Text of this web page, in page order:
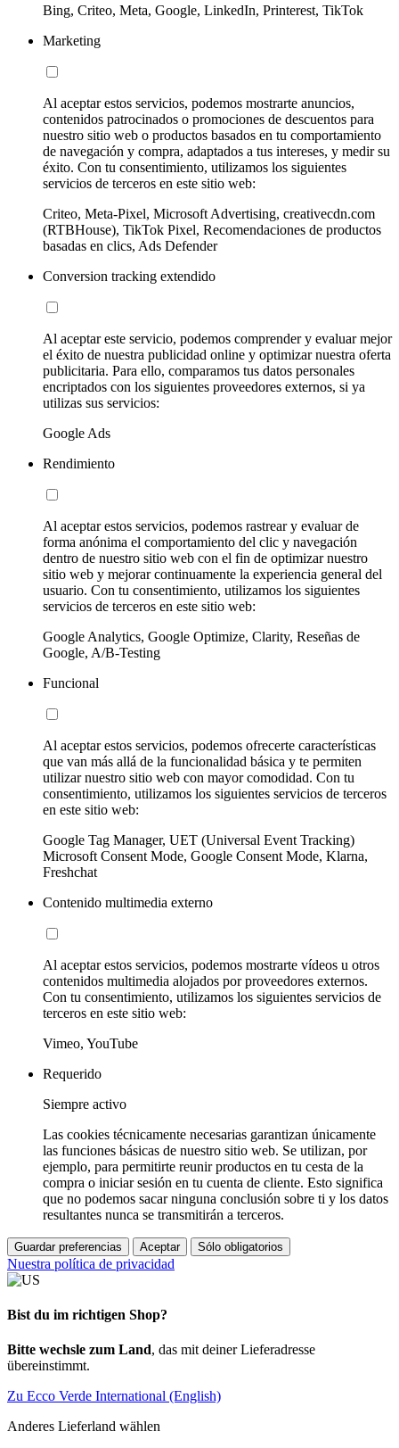
Bing, Criteo, Meta, Google, LinkedIn, Printerest, TikTok
Marketing
Al aceptar estos servicios, podemos mostrarte anuncios,
contenidos patrocinados o promociones de descuentos para
nuestro sitio web o productos basados en tu comportamiento
de navegación y compra, adaptados a tus intereses, y medir su
éxito. Con tu consentimiento, utilizamos los siguientes
servicios de terceros en este sitio web:
Criteo, Meta-Pixel, Microsoft Advertising, creativecdn.com
(RTBHouse), TikTok Pixel, Recomendaciones de productos
basadas en clics, Ads Defender
Conversion tracking extendido
Al aceptar este servicio, podemos comprender y evaluar mejor
el éxito de nuestra publicidad online y optimizar nuestra oferta
publicitaria. Para ello, comparamos tus datos personales
encriptados con los siguientes proveedores externos, si ya
utilizas sus servicios:
Google Ads
Rendimiento
Al aceptar estos servicios, podemos rastrear y evaluar de
forma anónima el comportamiento del clic y navegación
dentro de nuestro sitio web con el fin de optimizar nuestro
sitio web y mejorar continuamente la experiencia general del
usuario. Con tu consentimiento, utilizamos los siguientes
servicios de terceros en este sitio web:
Google Analytics, Google Optimize, Clarity, Reseñas de
Google, A/B-Testing
Funcional
Al aceptar estos servicios, podemos ofrecerte características
que van más allá de la funcionalidad básica y te permiten
utilizar nuestro sitio web con mayor comodidad. Con tu
consentimiento, utilizamos los siguientes servicios de terceros
en este sitio web:
Google Tag Manager, UET (Universal Event Tracking)
Microsoft Consent Mode, Google Consent Mode, Klarna,
Freshchat
Contenido multimedia externo
Al aceptar estos servicios, podemos mostrarte vídeos u otros
contenidos multimedia alojados por proveedores externos.
Con tu consentimiento, utilizamos los siguientes servicios de
terceros en este sitio web:
Vimeo, YouTube
Requerido
Siempre activo
Las cookies técnicamente necesarias garantizan únicamente
las funciones básicas de nuestro sitio web. Se utilizan, por
ejemplo, para permitirte reunir productos en tu cesta de la
compra o iniciar sesión en tu cuenta de cliente. Esto significa
que no podemos sacar ninguna conclusión sobre ti y los datos
resultantes nunca se transmitirán a terceros.
Guardar preferencias Aceptar Sólo obligatorios
Nuestra política de privacidad
Bist du im richtigen Shop?
Bitte wechsle zum Land, das mit deiner Lieferadresse
übereinstimmt.
Zu Ecco Verde International (English)
Anderes Lieferland wählen